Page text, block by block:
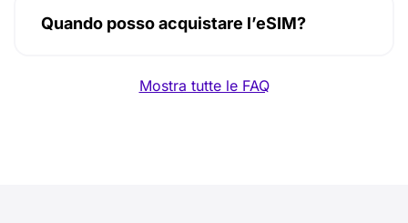
Quando posso acquistare l’eSIM?
Mostra tutte le FAQ